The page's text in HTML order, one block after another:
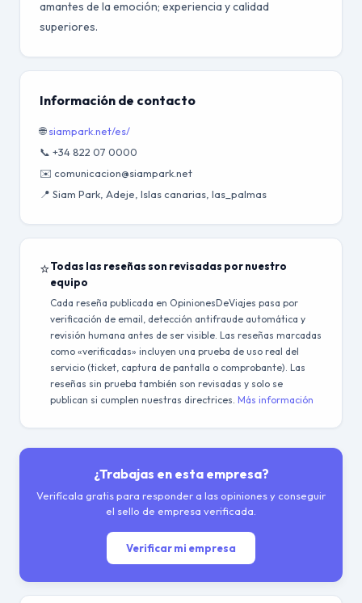
amantes de la emoción; experiencia y calidad
superiores.
Información de contacto
🌐siampark.net/es/
📞 +34 822 07 0000
✉️ comunicacion@siampark.net
📍 Siam Park, Adeje, Islas canarias, las_palmas
⭐Todas las reseñas son revisadas por nuestro
equipo
Cada reseña publicada en OpinionesDeViajes pasa por
verificación de email, detección antifraude automática y
revisión humana antes de ser visible. Las reseñas marcadas
como «verificadas» incluyen una prueba de uso real del
servicio (ticket, captura de pantalla o comprobante). Las
reseñas sin prueba también son revisadas y solo se
publican si cumplen nuestras directrices. Más información
¿Trabajas en esta empresa?
Verifícala gratis para responder a las opiniones y conseguir
el sello de empresa verificada.
Verificar mi empresa